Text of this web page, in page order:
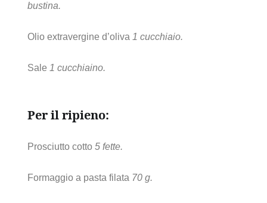
bustina.
Olio extravergine d’oliva 1 cucchiaio.
Sale 1 cucchiaino.
Per il ripieno:
Prosciutto cotto5 fette.
Formaggio a pasta filata 70 g.